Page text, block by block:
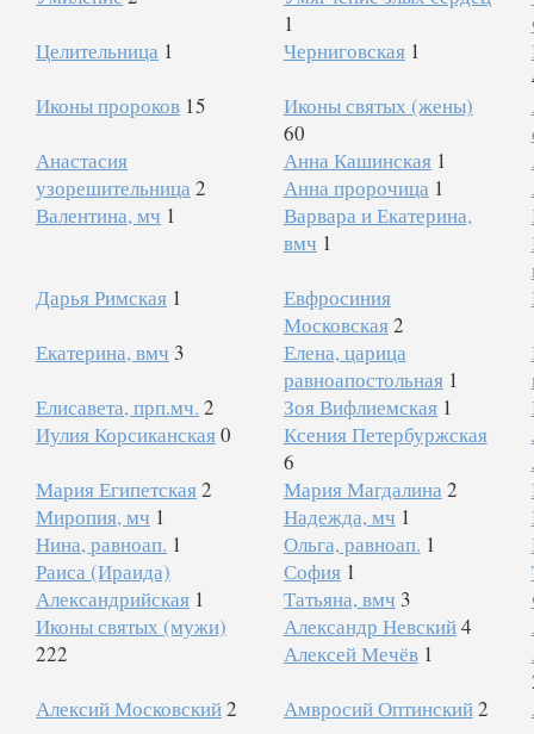
1
Целительница 1 Черниговская 1
Иконы пророков 15
Иконы святых (жены)
60
Анастасия
узорешительница 2
Анна Кашинская 1
Анна пророчица 1
Валентина, мч 1
Варвара и Екатерина,
вмч 1
Дарья Римская 1
Евфросиния
Московская2
Екатерина, вмч 3
Елена, царица
равноапостольная 1
Елисавета, прп.мч. 2 Зоя Вифлиемская 1
Иулия Корсиканская0
Ксения Петербуржская
6
Мария Египетская2 Мария Магдалина 2
Миропия, мч 1 Надежда, мч 1
Нина, равноап. 1 Ольга, равноап. 1
Раиса (Ираида)
Александрийская 1
София 1
Татьяна, вмч 3
Иконы святых (мужи)
222
Александр Невский4
Алексей Мечёв 1
Алексий Московский2 Амвросий Оптинский2